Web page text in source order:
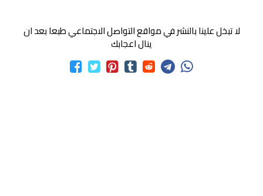
لا تبخل علينا بالنشر في مواقع التواصل الاجتماعي طبعا بعد ان
ينال اعجابك